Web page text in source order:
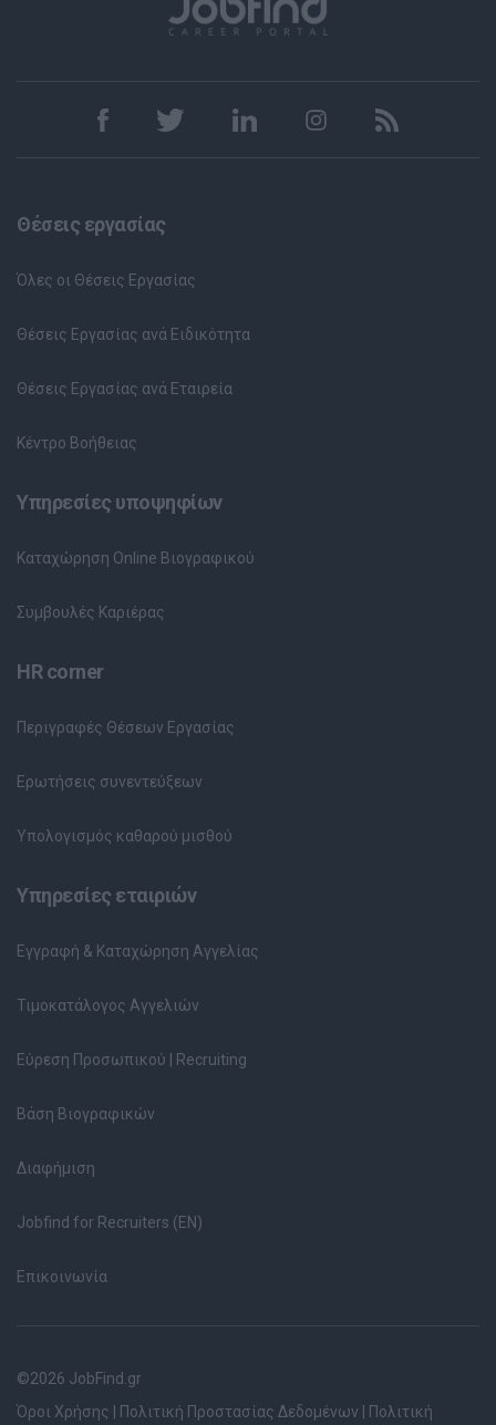
Θέσεις εργασίας
Όλες οι Θέσεις Εργασίας
Θέσεις Εργασίας ανά Ειδικότητα
Θέσεις Εργασίας ανά Εταιρεία
Κέντρο Βοήθειας
Υπηρεσίες υποψηφίων
Καταχώρηση Online Βιογραφικού
Συμβουλές Καριέρας
HR corner
Περιγραφές Θέσεων Εργασίας
Ερωτήσεις συνεντεύξεων
Υπολογισμός καθαρού μισθού
Υπηρεσίες εταιριών
Εγγραφή & Καταχώρηση Αγγελίας
Τιμοκατάλογος Αγγελιών
Εύρεση Προσωπικού | Recruiting
Βάση Βιογραφικών
Διαφήμιση
Jobfind for Recruiters (EN)
Επικοινωνία
©2026 JobFind.gr
Όροι Χρήσης
Πολιτική Προστασίας Δεδομένων Πολιτική